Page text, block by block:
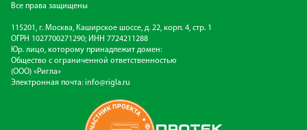
Все права защищены
115201, г. Москва, Каширское шоссе, д. 22, корп. 4, стр. 1
ОГРН 1027700271290; ИНН 7724211288
Юр. лицо, которому принадлежит домен:
Общество с ограниченной ответственностью
(ООО) «Ригла»
Электронная почта: info@rigla.ru